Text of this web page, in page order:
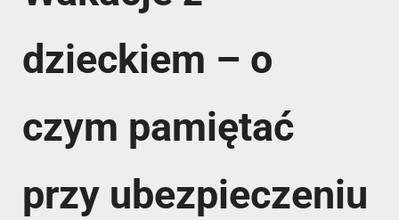
dzieckiem – o
czym pamiętać
przy ubezpieczeniu